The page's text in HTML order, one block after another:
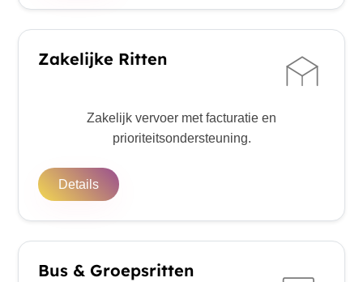
Zakelijke Ritten
Zakelijk vervoer met facturatie en
prioriteitsondersteuning.
Details
Bus & Groepsritten